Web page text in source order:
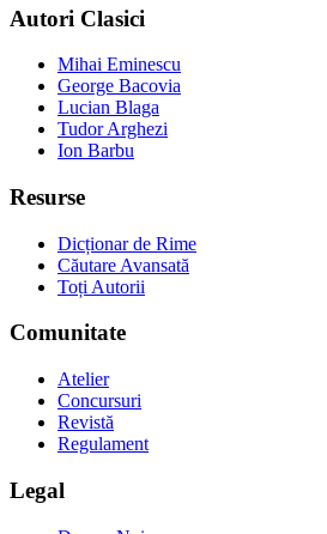
Autori Clasici
Mihai Eminescu
George Bacovia
Lucian Blaga
Tudor Arghezi
Ion Barbu
Resurse
Dicționar de Rime
Căutare Avansată
Toți Autorii
Comunitate
Atelier
Concursuri
Revistă
Regulament
Legal